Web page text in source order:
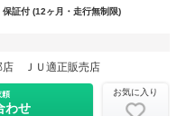
保証付 (12ヶ月・走行無制限)
店 ＪＵ適正販売店
頼
わせ
お気に入り